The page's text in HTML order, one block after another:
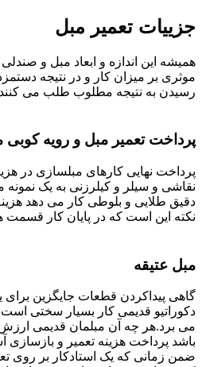
جزییات تعمیر مبل
همیشه این اندازه و ابعاد مبل و
رسیدن به نتیجه مطلوب طلب می
پرداخت تعمیر مبل و رویه کوبی
پرداخت نهایی کارهای مبلسازی در
نقاشی و سیلر و کیلرزنی به یک
دقیق طلایی و بلوطی کار می دهد
نکته این است که در پایان کار
مبل عتیقه
گاهی پیداکردن قطعات جایگزین برای
دکوراتیو قدیمی کار بسیار سختی
می برد.هر چه آن مبلمان قدیمی
باشد پرداخت هزینه تعمیر و بازسازی
ضمن زمانی که یک استادکار بر روی